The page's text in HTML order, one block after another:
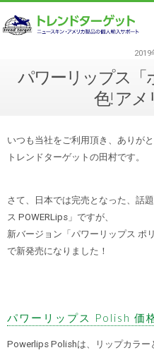
2019
パワーリップス「
色! アメ
いつも当社をご利用頂き、ありがと
トレンドターゲットの田村です。
さて、日本では完売となった、話
ス POWERLips」ですが、
新バージョン「パワーリップス ポ
で新発売になりました！
パワーリップス Polish
Powerlips Polishは、リップカラー